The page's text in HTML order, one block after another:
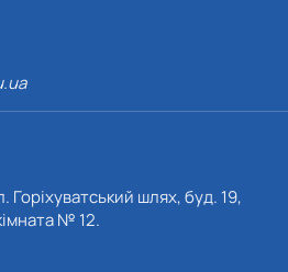
Горіхуватський шлях, буд. 19,
№ 12.